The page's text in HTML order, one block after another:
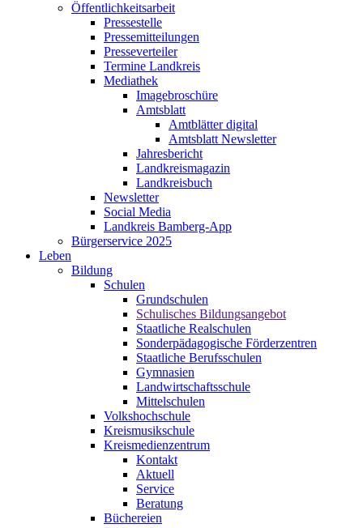
Öffentlichkeitsarbeit
Pressestelle
Pressemitteilungen
Presseverteiler
Termine Landkreis
Mediathek
Imagebroschüre
Amtsblatt
Amtblätter digital
Amtsblatt Newsletter
Jahresbericht
Landkreismagazin
Landkreisbuch
Newsletter
Social Media
Landkreis Bamberg-App
Bürgerservice 2025
Leben
Bildung
Schulen
Grundschulen
Schulisches Bildungsangebot
Staatliche Realschulen
Sonderpädagogische Förderzentren
Staatliche Berufsschulen
Gymnasien
Landwirtschaftsschule
Mittelschulen
Volkshochschule
Kreismusikschule
Kreismedienzentrum
Kontakt
Aktuell
Service
Beratung
Büchereien